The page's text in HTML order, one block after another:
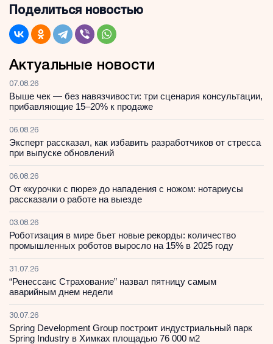
Поделиться новостью
Актуальные новости
07.08.26
Выше чек — без навязчивости: три сценария консультации,
прибавляющие 15–20% к продаже
06.08.26
Эксперт рассказал, как избавить разработчиков от стресса
при выпуске обновлений
06.08.26
От «курочки с пюре» до нападения с ножом: нотариусы
рассказали о работе на выезде
03.08.26
Роботизация в мире бьет новые рекорды: количество
промышленных роботов выросло на 15% в 2025 году
31.07.26
“Ренессанс Страхование” назвал пятницу самым
аварийным днем недели
30.07.26
Spring Development Group построит индустриальный парк
Spring Industry в Химках площадью 76 000 м2